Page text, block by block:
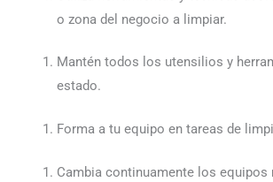
o zona del negocio a limpiar.
Mantén todos los utensilios y
estado.
Forma a tu equipo en tareas de
Cambia continuamente los equipos